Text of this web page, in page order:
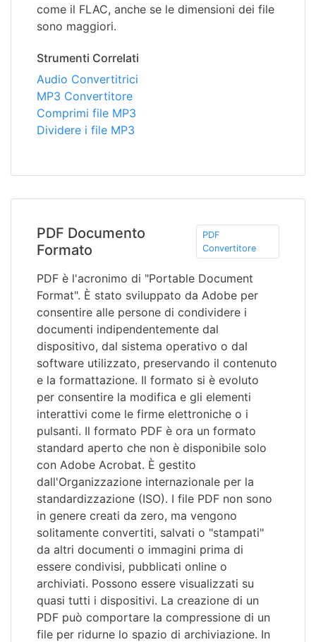
come il FLAC, anche se le dimensioni dei file
sono maggiori.
Strumenti Correlati
Audio Convertitrici
MP3 Convertitore
Comprimi file MP3
Dividere i file MP3
PDF Documento
Formato
PDF
Convertitore
PDF è l'acronimo di "Portable Document
Format". È stato sviluppato da Adobe per
consentire alle persone di condividere i
documenti indipendentemente dal
dispositivo, dal sistema operativo o dal
software utilizzato, preservando il contenuto
e la formattazione. Il formato si è evoluto
per consentire la modifica e gli elementi
interattivi come le firme elettroniche o i
pulsanti. Il formato PDF è ora un formato
standard aperto che non è disponibile solo
con Adobe Acrobat. È gestito
dall'Organizzazione internazionale per la
standardizzazione (ISO). I file PDF non sono
in genere creati da zero, ma vengono
solitamente convertiti, salvati o "stampati"
da altri documenti o immagini prima di
essere condivisi, pubblicati online o
archiviati. Possono essere visualizzati su
quasi tutti i dispositivi. La creazione di un
PDF può comportare la compressione di un
file per ridurne lo spazio di archiviazione. In